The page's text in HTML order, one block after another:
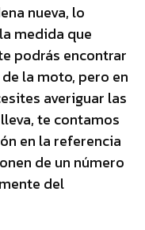
nueva, lo
medida que
podrás encontrar
la moto, pero en
averiguar las
te contamos
en la referencia
de un número
del